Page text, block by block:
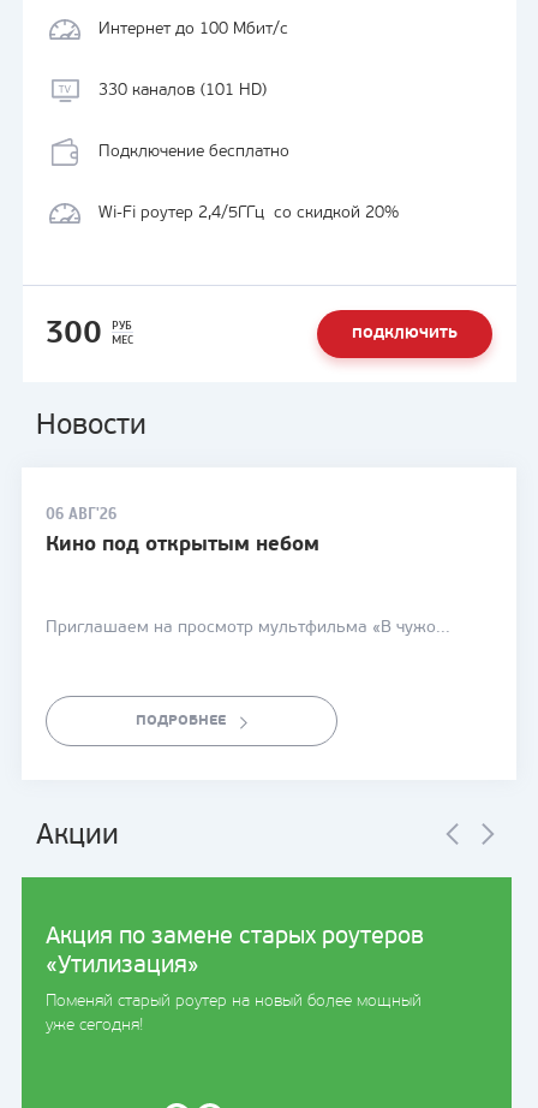
Интернет до 100 Мбит/с
330 каналов (101 HD)
Подключение бесплатно
Wi-Fi роутер 2,4/5ГГц со скидкой 20%
300
РУБ
МЕС
ПОДКЛЮЧИТЬ
Новости
06 АВГ'26
Кино под открытым небом
Приглашаем на просмотр мультфильма «В чужо...
ПОДРОБНЕЕ
Акции
Акция по замене старых роутеров
«Утилизация»
Поменяй старый роутер на новый более мощный
уже сегодня!